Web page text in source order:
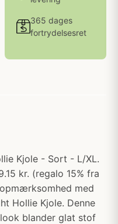
365 dages
fortrydelsesret
Kjole - Sort - L/XL.
kr. (regalo 15% fra
med
Hollie Kjole. Denne
blander glat stof